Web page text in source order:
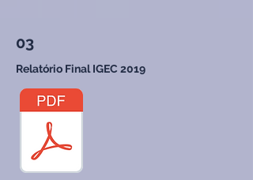
03
Relatório Final IGEC 2019